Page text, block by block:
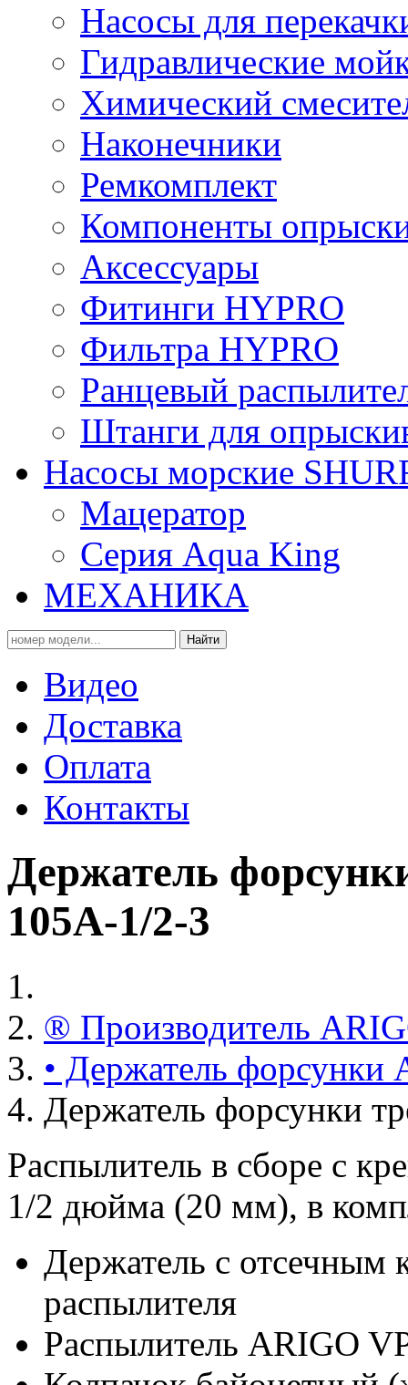
Насосы для
Гидравлические
Химический
Наконечники
Ремкомплект
Компоненты
Аксессуары
Фитинги HYPRO
Фильтрa HYPRO
Ранцевый
Штанги для
Насосы морские
Мацератор
Серия Aqua King
МЕХАНИКА
Найти
Видео
Доставка
Оплата
Контакты
Держатель
105A-1/2-3
® Производитель
• Держатель форсунки
Держатель форсунки
Распылитель в сборе с
1/2 дюйма (20 мм), в
Держатель с отсечным
распылителя
Распылитель ARIGO